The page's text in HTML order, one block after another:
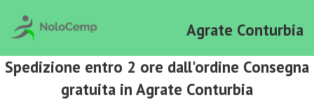
Agrate Conturbia
Spedizione entro 2 ore dall'ordine Consegna
gratuita in Agrate Conturbia